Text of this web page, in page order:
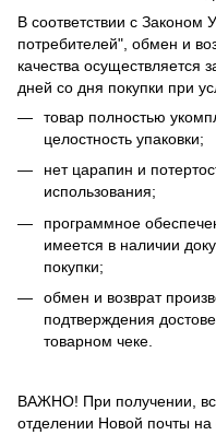
В соответствии с
потребителей", обмен и
качества осуществляется
дней со дня покупки при
товар полностью
целостность упаковки;
нет царапин и
использования;
программное
имеется в наличии
покупки;
обмен и возврат
подтверждения
товарном чеке.
ВАЖНО! При получении,
отделении Новой почты на